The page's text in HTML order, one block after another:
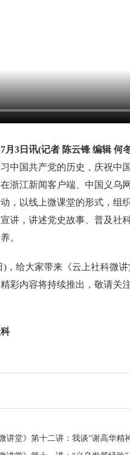
月3日讯(记者 陈云锋 编辑 何
中国共产党的历史，庆祝中
浙江新闻客户端、中国义乌
，以线上微课堂的形式，组
讲，讲述党史故事、普及社
。
给大家带来《云上社科微讲
彩内容将持续推出，敬请关注
讲堂》第十二讲：我谈“谢高华精